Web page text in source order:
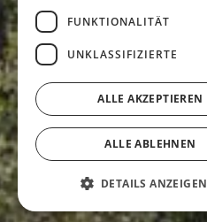
FUNKTIONALITÄT
UNKLASSIFIZIERTE
ALLE AKZEPTIEREN
ALLE ABLEHNEN
DETAILS ANZEIGEN